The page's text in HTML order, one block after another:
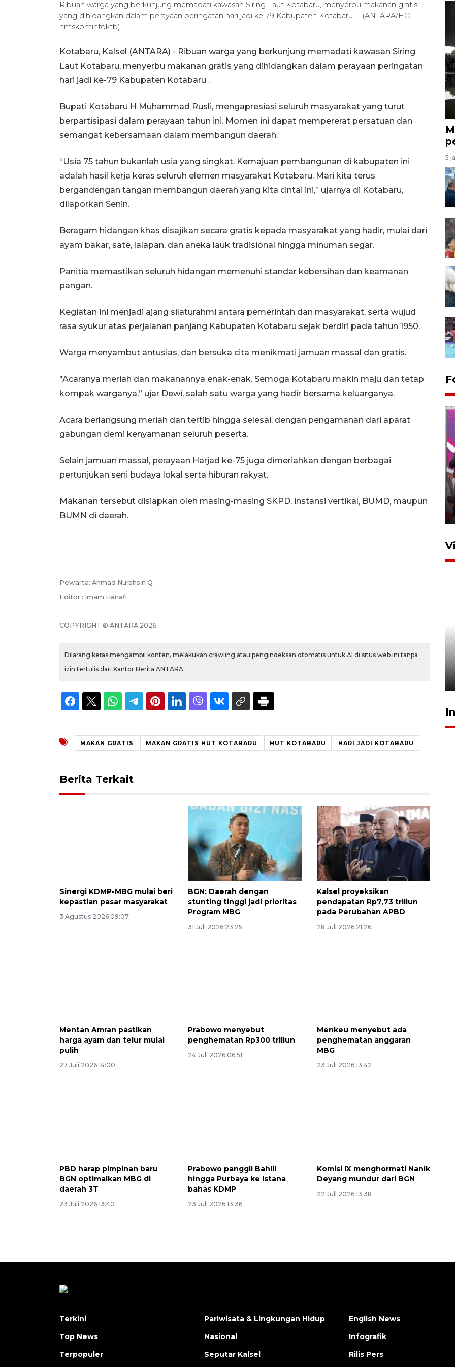
Ribuan warga yang berkunjung memadati kawasan Siring Laut Kotabaru, menyerbu makanan gratis
yang dihidangkan dalam perayaan peringatan hari jadi ke-79 Kabupaten Kotabaru . (ANTARA/HO-
hmskominfoktb)
Kotabaru, Kalsel (ANTARA) - Ribuan warga yang berkunjung memadati kawasan Siring
Laut Kotabaru, menyerbu makanan gratis yang dihidangkan dalam perayaan peringatan
hari jadi ke-79 Kabupaten Kotabaru .
Bupati Kotabaru H Muhammad Rusli, mengapresiasi seluruh masyarakat yang turut
berpartisipasi dalam perayaan tahun ini. Momen ini dapat mempererat persatuan dan
semangat kebersamaan dalam membangun daerah.
“Usia 75 tahun bukanlah usia yang singkat. Kemajuan pembangunan di kabupaten ini
adalah hasil kerja keras seluruh elemen masyarakat Kotabaru. Mari kita terus
bergandengan tangan membangun daerah yang kita cintai ini,” ujarnya di Kotabaru,
dilaporkan Senin.
Beragam hidangan khas disajikan secara gratis kepada masyarakat yang hadir, mulai dari
ayam bakar, sate, lalapan, dan aneka lauk tradisional hingga minuman segar.
Panitia memastikan seluruh hidangan memenuhi standar kebersihan dan keamanan
pangan.
Kegiatan ini menjadi ajang silaturahmi antara pemerintah dan masyarakat, serta wujud
rasa syukur atas perjalanan panjang Kabupaten Kotabaru sejak berdiri pada tahun 1950.
Warga menyambut antusias, dan bersuka cita menikmati jamuan massal dan gratis.
"Acaranya meriah dan makanannya enak-enak. Semoga Kotabaru makin maju dan tetap
kompak warganya,” ujar Dewi, salah satu warga yang hadir bersama keluarganya.
Acara berlangsung meriah dan tertib hingga selesai, dengan pengamanan dari aparat
gabungan demi kenyamanan seluruh peserta.
Selain jamuan massal, perayaan Harjad ke-75 juga dimeriahkan dengan berbagai
pertunjukan seni budaya lokal serta hiburan rakyat.
Makanan tersebut disiapkan oleh masing-masing SKPD, instansi vertikal, BUMD, maupun
BUMN di daerah.
Pewarta: Ahmad Nurahsin Q
Editor : Imam Hanafi
COPYRIGHT © ANTARA 2026
Dilarang keras mengambil konten, melakukan crawling atau pengindeksan otomatis untuk AI di situs web ini tanpa
izin tertulis dari Kantor Berita ANTARA.
MAKAN GRATIS MAKAN GRATIS HUT KOTABARU HUT KOTABARU HARI JADI KOTABARU
Berita Terkait
Sinergi KDMP-MBG mulai beri
kepastian pasar masyarakat
3 Agustus 2026 09:07
BGN: Daerah dengan
stunting tinggi jadi prioritas
Program MBG
31 Juli 2026 23:25
Kalsel proyeksikan
pendapatan Rp7,73 triliun
pada Perubahan APBD
28 Juli 2026 21:26
Mentan Amran pastikan
harga ayam dan telur mulai
pulih
27 Juli 2026 14:00
Prabowo menyebut
penghematan Rp300 triliun
24 Juli 2026 06:51
Menkeu menyebut ada
penghematan anggaran
MBG
23 Juli 2026 13:42
PBD harap pimpinan baru
BGN optimalkan MBG di
daerah 3T
23 Juli 2026 13:40
Prabowo panggil Bahlil
hingga Purbaya ke Istana
bahas KDMP
23 Juli 2026 13:36
Komisi IX menghormati Nanik
Deyang mundur dari BGN
22 Juli 2026 13:38
5
Bola Usia Dini
Pendidikan Kesetaraan
Belanja turis asing beri angin
segar bagi ekonomi
2026-08-05 09:00:00
Terkini
Top News
Terpopuler
Pariwisata & Lingkungan Hidup
Nasional
Seputar Kalsel
English News
Infografik
Rilis Pers